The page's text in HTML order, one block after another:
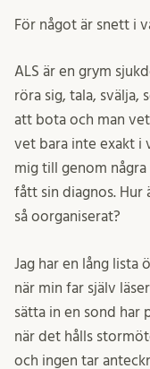
För något är snett i
ALS är en grym
röra sig, tala, svälja,
att bota och man
vet bara inte exakt i
mig till genom
fått sin diagnos. Hur
så oorganiserat?
Jag har en lång lista
när min far själv
sätta in en sond har
när det hålls
och ingen tar